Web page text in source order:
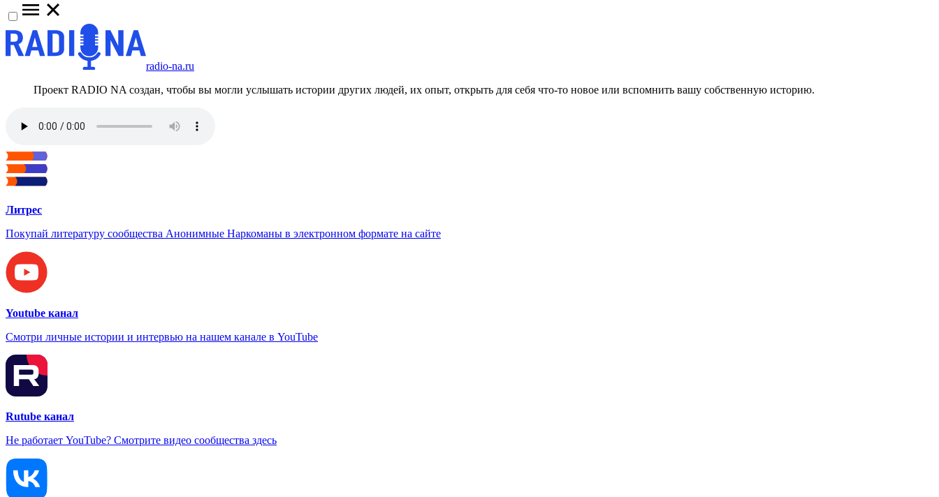
radio-na.ru
Проект RADIO NA создан, чтобы вы могли услышать истории других людей, их опыт, открыть для себя что-то новое или вспомнить вашу собственную историю.
Литрес
Покупай литературу сообщества Анонимные Наркоманы в электронном формате на сайте
Youtube канал
Смотри личные истории и интервью на нашем канале в YouTube
Rutube канал
Не работает YouTube? Смотрите видео сообщества здесь